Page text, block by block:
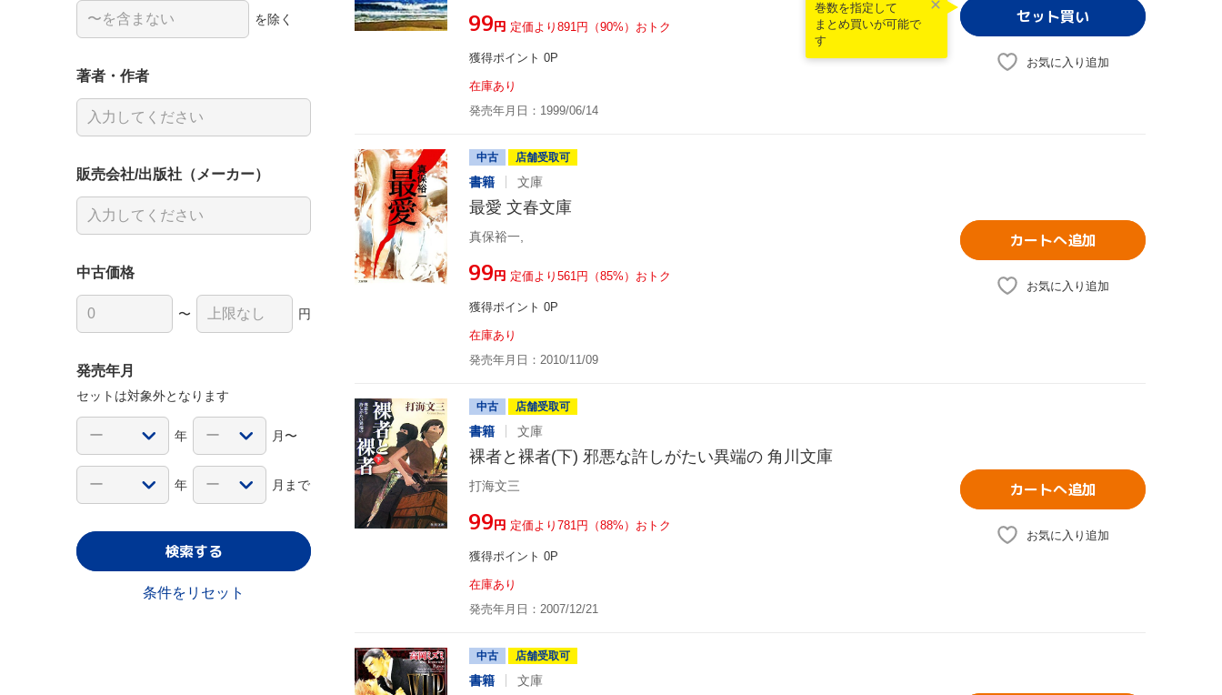
¥99円 定価より891円（90%）おトク
獲得ポイント 0P
在庫あり
発売年月日：1999/06/14
巻数を指定して
まとめ買いが可能で
す
お気に入り追加
中古 店舗受取可
書籍 文庫
最愛 文春文庫
真保裕一,
¥99円 定価より561円（85%）おトク
獲得ポイント 0P
在庫あり
発売年月日：2010/11/09
カートへ追加
お気に入り追加
中古 店舗受取可
書籍 文庫
裸者と裸者(下) 邪悪な許しがたい異端の 角川文庫
打海文三
¥99円 定価より781円（88%）おトク
獲得ポイント 0P
在庫あり
発売年月日：2007/12/21
カートへ追加
お気に入り追加
中古 店舗受取可
書籍 文庫
を除く
著者・作者
販売会社/出版社（メーカー）
中古価格
〜 円
発売年月
セットは対象外となります
年 月〜
年 月まで
検索する
条件をリセット